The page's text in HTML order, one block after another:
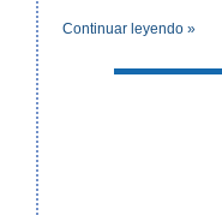
Continuar leyendo »